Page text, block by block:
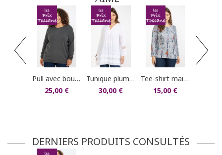
dans votre compte client (rubrique "Mes
commandes/détails").
pull avec boutons au dos
25,00 €
tunique plumetis avec broderies
30,00 €
tee-shirt maille chaude imprimé
15,00 €
DERNIERS PRODUITS CONSULTÉS